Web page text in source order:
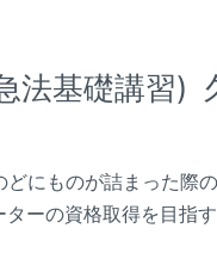
法基礎講習)
にものが詰まった際
ーの資格取得を目指す